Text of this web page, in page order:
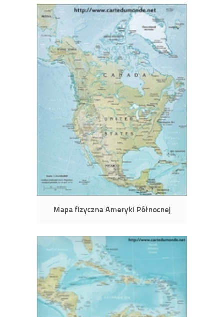
Mapa fizyczna Ameryki Północnej